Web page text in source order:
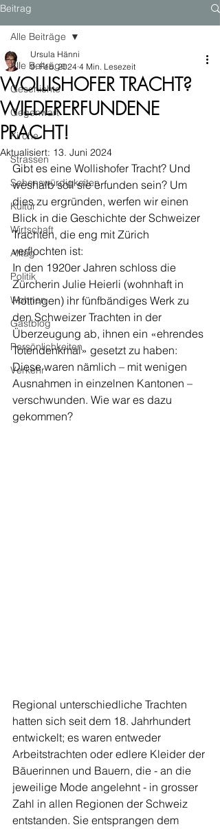
Beitrag
Alle Beiträge
Geschichte
Gegenwart
Kirche
Strassen
Sehenswürdigkeiten
Kultur
Wirtschaft
Alltag
Politik
Wohnen
Gastblog
Persönlichkeiten
Verkehr
Alle Beiträge
WOLLISHOFER TRACHT?
WIEDERERFUNDENE
PRACHT!
Ursula Hänni
9. Feb. 2024 4 Min. Lesezeit
Aktualisiert: 13. Juni 2024
Gibt es eine Wollishofer Tracht? Und
weshalb soll sie erfunden sein? Um
dies zu ergründen, werfen wir einen
Blick in die Geschichte der Schweizer
Trachten, die eng mit Zürich
verflochten ist:
In den 1920er Jahren schloss die
Zürcherin Julie Heierli (wohnhaft in
Hottingen) ihr fünfbändiges Werk zu
den Schweizer Trachten in der
Überzeugung ab, ihnen ein «ehrendes
Totendenkmal» gesetzt zu haben:
Diese waren nämlich – mit wenigen
Ausnahmen in einzelnen Kantonen –
verschwunden. Wie war es dazu
gekommen?
Regional unterschiedliche Trachten
hatten sich seit dem 18. Jahrhundert
entwickelt; es waren entweder
Arbeitstrachten oder edlere Kleider der
Bäuerinnen und Bauern, die - an die
jeweilige Mode angelehnt - in grosser
Zahl in allen Regionen der Schweiz
entstanden. Sie entsprangen dem